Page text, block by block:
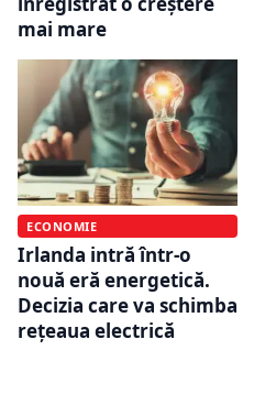
mai mare
ECONOMIE
Irlanda intră într-o
nouă eră energetică.
Decizia care va schimba
rețeaua electrică